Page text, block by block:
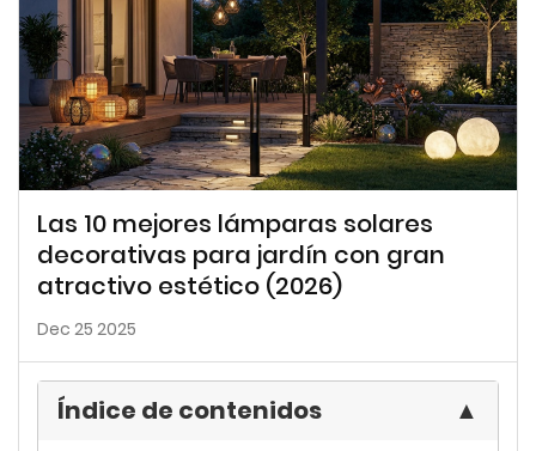
Las 10 mejores lámparas solares
decorativas para jardín con gran
atractivo estético (2026)
Dec 25 2025
Índice de contenidos ▲